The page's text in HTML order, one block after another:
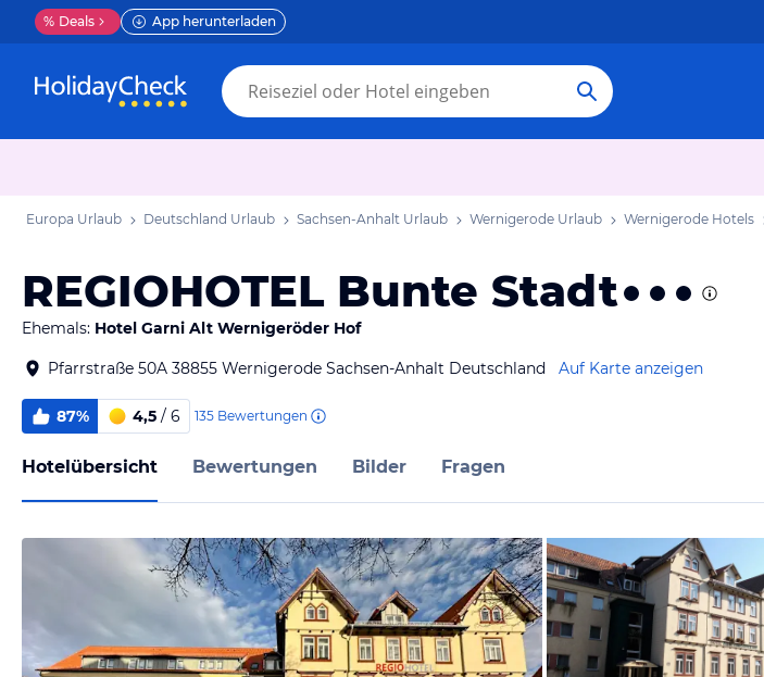
% Deals App herunterladen
Europa Urlaub Deutschland Urlaub Sachsen-Anhalt Urlaub Wernigerode Urlaub Wernigerode Hotels
REGIOHOTEL Bunte Stadt
Ehemals: Hotel Garni Alt Wernigeröder Hof
Pfarrstraße 50A 38855 Wernigerode Sachsen-Anhalt Deutschland Auf Karte anzeigen
87% 4,5 / 6 135 Bewertungen
Hotelübersicht Bewertungen Bilder Fragen